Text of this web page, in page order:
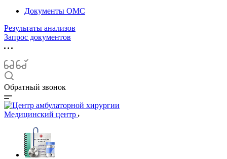
Документы ОМС
Результаты анализов
Запрос документов
Обратный звонок
Медицинский центр